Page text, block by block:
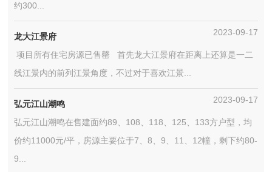
约300...
龙大江景府 2023-09-17
项目所有住宅房源已售罄 首先龙大江景府在距离上还算是一二
线江景内的前列江景角度，不过对于喜欢江景...
弘元江山潮鸣 2023-09-17
弘元江山潮鸣在售建面约89、108、118、125、133方户型，均
价约11000元/平，房源主要位于7、8、9、11、12幢，剩下约80-
9...